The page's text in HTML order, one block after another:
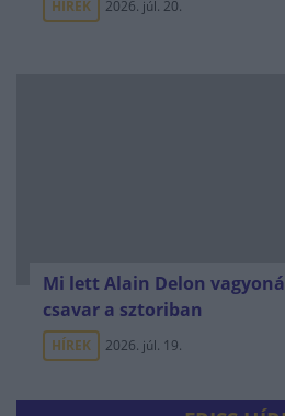
HÍREK 2026. júl. 20.
Mi lett Alain Delon
csavar a sztoriban
HÍREK 2026. júl. 19.